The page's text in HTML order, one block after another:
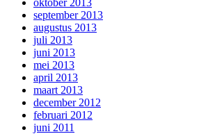
september 2013
augustus 2013
juli 2013
juni 2013
mei 2013
april 2013
maart 2013
december 2012
februari 2012
juni 2011